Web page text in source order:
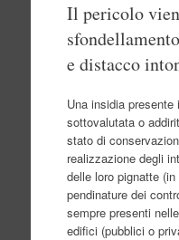
Il pericolo
e distacco
Una insidia
sottovalutata o
stato di
realizzazione degli
delle loro pignatte
pendinature dei
sempre presenti
edifici (pubblici o